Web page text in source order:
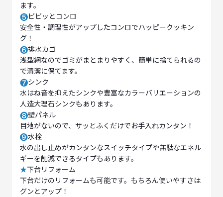
ます。
ピピッとコンロ
安全性・調理性がアップしたコンロでハッピークッキン
グ！
排水カゴ
浅型網なのでゴミがまとまりやすく、簡単に捨てられるの
で清潔に保てます。
シンク
水はね音を抑えたシンクや豊富なカラーバリエーションの
人造大理石シンクもあります。
壁パネル
目地がないので、サッとふくだけでお手入れカンタン！
水栓
水の出し止めがカンタンなスイッチタイプや無駄なエネル
ギーを削減できるタイプもあります。
★下台リフォーム
下台だけのリフォームも可能です。もちろん使いやすさは
グンとアップ！